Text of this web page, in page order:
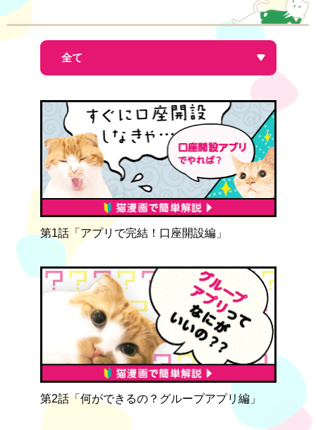
第1話「アプリで完結！口座開設編」
第2話「何ができるの？グループアプリ編」